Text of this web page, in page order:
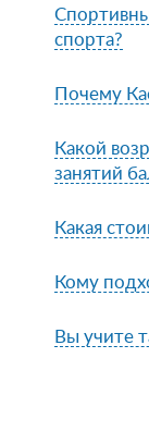
спорта?
Почему
Какой
занятий
Какая
Кому
Вы учите